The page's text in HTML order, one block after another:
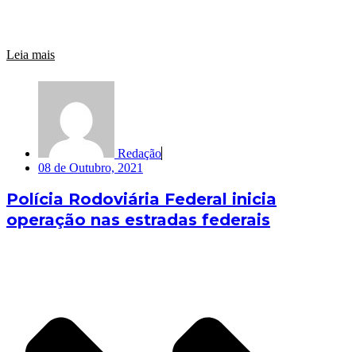
Leia mais
Redação
08 de Outubro, 2021
Polícia Rodoviária Federal inicia
operação nas estradas federais